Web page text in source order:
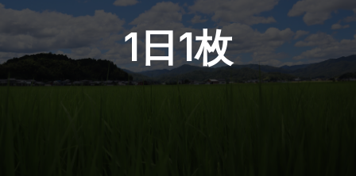
1日1枚